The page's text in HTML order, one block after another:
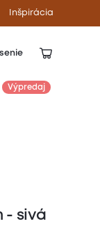
Inšpirácia
Výpredaj
- sivá